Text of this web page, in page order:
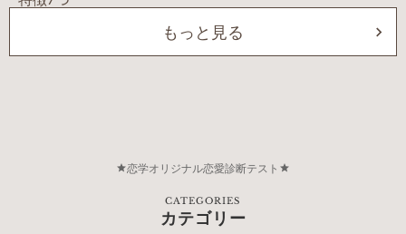
もっと見る
恋学オリジナル恋愛診断テスト
CATEGORIES
カテゴリー